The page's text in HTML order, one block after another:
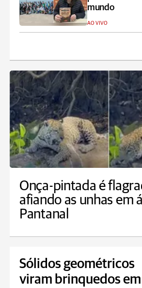
mundo
AO VIVO
Onça-pintada é
afiando as unhas em
Pantanal
Sólidos geométricos
viram brinquedos em